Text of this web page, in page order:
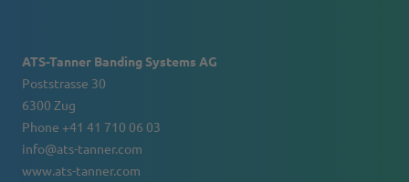
ATS-Tanner Banding Systems AG
Poststrasse 30
6300 Zug
Phone +41 41 710 06 03
info@ats-tanner.com
www.ats-tanner.com